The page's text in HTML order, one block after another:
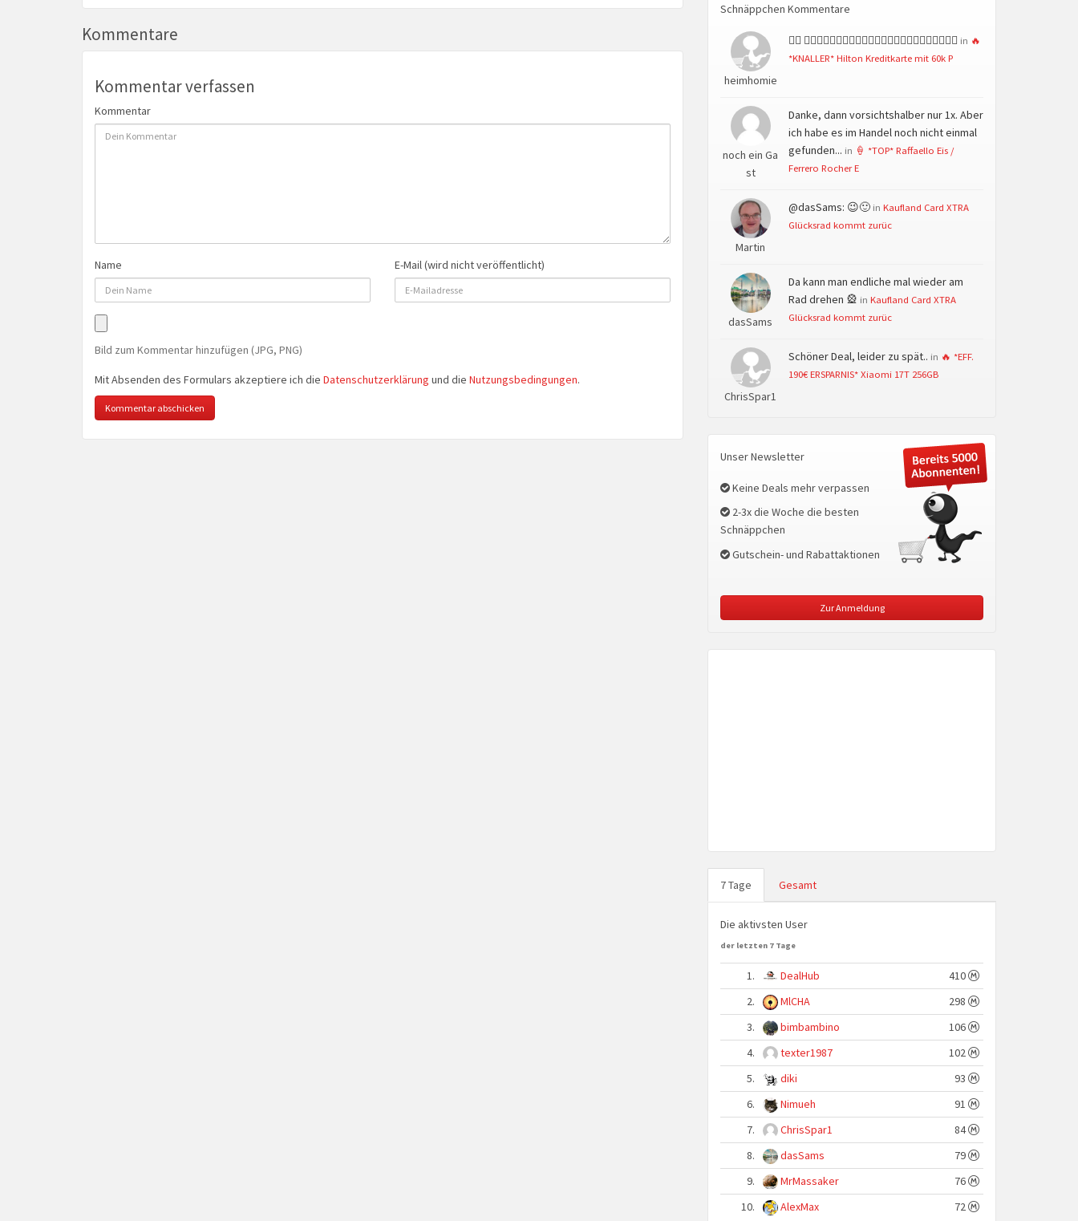
Kommentare
Kommentar verfassen
Kommentar
Name E-Mail (wird nicht veröffentlicht)
Bild zum Kommentar hinzufügen (JPG, PNG)
Mit Absenden des Formulars akzeptiere ich die Datenschutzerklärung und die Nutzungsbedingungen.
Schnäppchen Kommentare
heimhomie
👍🏻 👍🏻👍🏻👍🏻👍🏻👍🏻👍🏻👍🏻👍🏻👍🏻👍🏻👍🏻👍🏻 in 🔥
*KNALLER* Hilton Kreditkarte mit 60k P
noch ein Ga
st
Danke, dann vorsichtshalber nur 1x. Aber
ich habe es im Handel noch nicht einmal
gefunden... in 🍦 *TOP* Raffaello Eis /
Ferrero Rocher E
Martin
@dasSams: 😉🙂 in Kaufland Card XTRA
Glücksrad kommt zurüc
dasSams
Da kann man endliche mal wieder am
Rad drehen 🎡 in Kaufland Card XTRA
Glücksrad kommt zurüc
ChrisSpar1
Schöner Deal, leider zu spät.. in 🔥 *EFF.
190€ ERSPARNIS* Xiaomi 17T 256GB
Unser Newsletter
Keine Deals mehr verpassen
2-3x die Woche die besten
Schnäppchen
Gutschein- und Rabattaktionen
Zur Anmeldung
7 Tage Gesamt
Die aktivsten User
der letzten 7 Tage
1. DealHub
410
2.
MlCHA
298
3.
bimbambino
106
4.
texter1987
102
5.
diki
93
6.
Nimueh
91
7.
ChrisSpar1
84
8.
dasSams
79
9.
MrMassaker
76
10.
AlexMax 72